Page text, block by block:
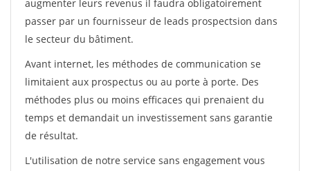
augmenter leurs revenus il faudra obligatoirement
passer par un fournisseur de leads prospectsion dans
le secteur du bâtiment.
Avant internet, les méthodes de communication se
limitaient aux prospectus ou au porte à porte. Des
méthodes plus ou moins efficaces qui prenaient du
temps et demandait un investissement sans garantie
de résultat.
L'utilisation de notre service sans engagement vous